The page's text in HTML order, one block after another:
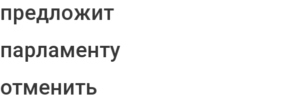
предложит
парламенту
отменить